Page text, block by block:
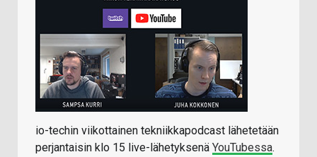
io-techin viikottainen tekniikkapodcast lähetetään
perjantaisin klo 15 live-lähetyksenä YouTubessa.